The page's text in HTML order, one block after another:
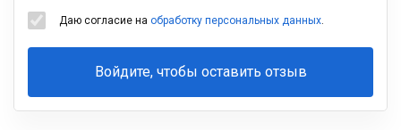
Даю согласие на обработку персональных данных.
Войдите, чтобы оставить отзыв
Ваша